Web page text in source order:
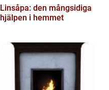
Linsåpa: den mångsidiga
hjälpen i hemmet